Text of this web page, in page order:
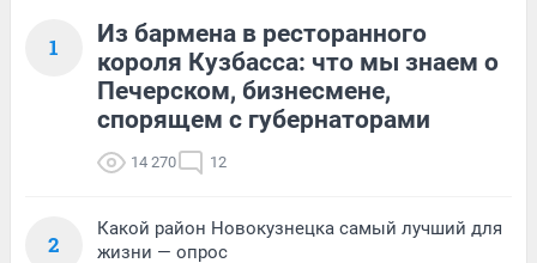
1
Из бармена в ресторанного
короля Кузбасса: что мы знаем о
Печерском, бизнесмене,
спорящем с губернаторами
14 270 12
2
Какой район Новокузнецка самый лучший для
жизни — опрос